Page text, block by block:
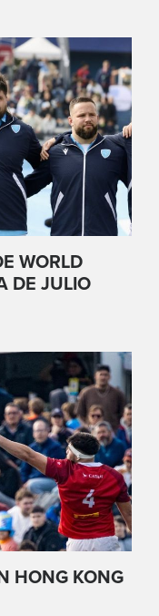
WORLD
DE JULIO
HONG KONG